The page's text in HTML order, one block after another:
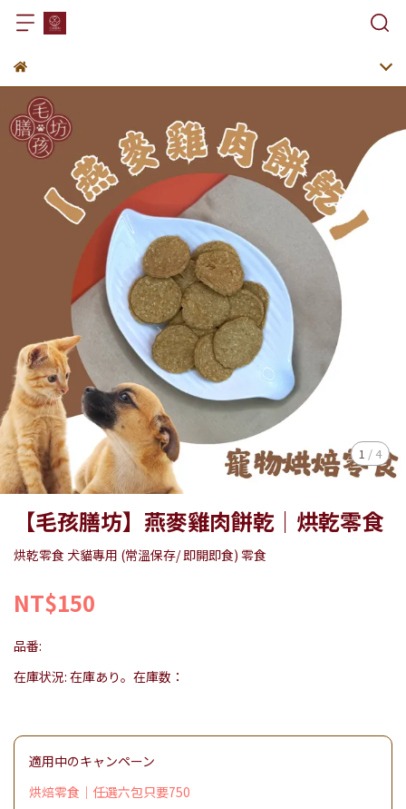
1 / 4
【毛孩膳坊】燕麥雞肉餅乾｜烘乾零食
烘乾零食 犬貓專用 (常溫保存/ 即開即食) 零食
NT$150
品番:
在庫状況: 在庫あり。在庫数：
適用中のキャンペーン
烘焙零食｜任選六包只要750